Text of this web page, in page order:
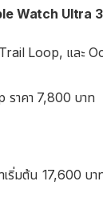
Watch Ultra 3
Loop, และ
ราคา 7,800 บาท
ริ่มต้น 17,600 บา